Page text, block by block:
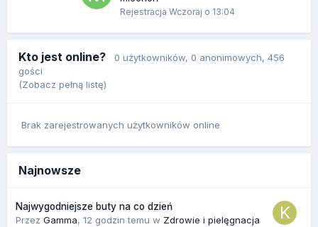
Rejestracja Wczoraj o 13:04
Kto jest online? 0 użytkowników, 0 anonimowych, 456
gości
(Zobacz pełną listę)
Brak zarejestrowanych użytkowników online
Najnowsze
Najwygodniejsze buty na co dzień
Przez Gamma, 12 godzin temu w Zdrowie i pielęgnacja